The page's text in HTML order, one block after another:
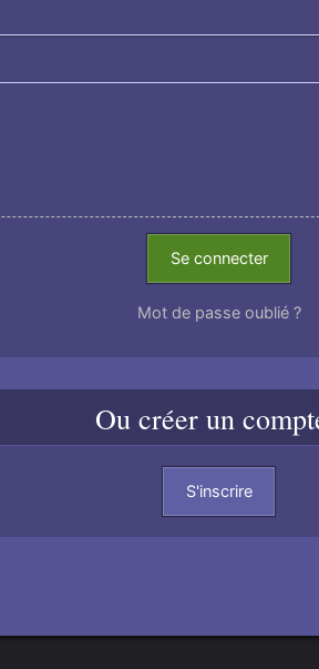
Se connecter
Mot de passe oublié ?
Ou créer un
S'inscrire